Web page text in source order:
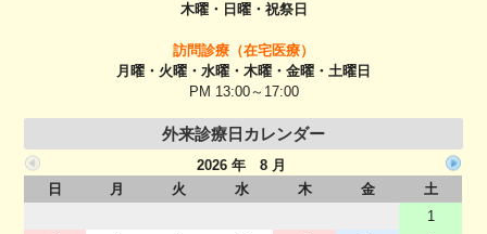
木曜・日曜・祝祭日
訪問診療（在宅医療）
月曜・火曜・水曜・木曜・金曜・土曜日
PM 13:00～17:00
外来診療日カレンダー
2026 年 8 月
日
月 火 水 木 金
土
1